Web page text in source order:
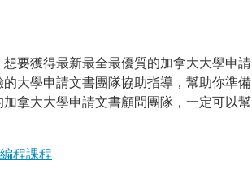
要獲得最新最全最優質的加拿大大學申請
大學申請文書團隊協助指導，幫助你準備
拿大大學申請文書顧問團隊，一定可以幫
編程課程